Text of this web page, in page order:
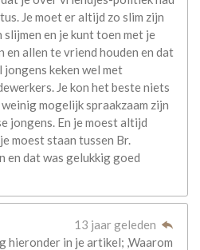
Je moet er altijd zo slim zijn
en je kunt toen met je
allen te vriend houden en dat
keken wel met
Je kon het beste niets
mogelijk spraakzaam zijn
jongens. En je moest altijd
moest staan tussen Br.
en dat was gelukkig goed
13 jaar geleden
hieronder in je artikel; ,Waarom